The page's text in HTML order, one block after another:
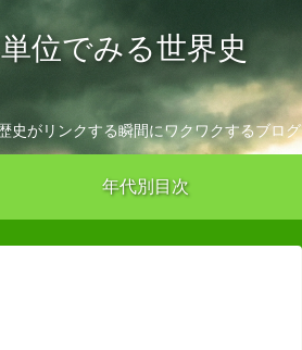
位でみる世界史
史がリンクする瞬間にワクワクするブログ
年代別目次